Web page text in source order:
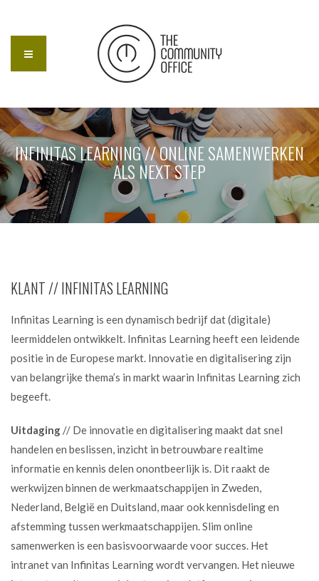
INFINITAS LEARNING // ONLINE SAMENWERKEN
ALS NEXT STEP
KLANT // INFINITAS LEARNING
Infinitas Learning is een dynamisch bedrijf dat (digitale)
leermiddelen ontwikkelt. Infinitas Learning heeft een leidende
positie in de Europese markt. Innovatie en digitalisering zijn
van belangrijke thema’s in markt waarin Infinitas Learning zich
begeeft.
Uitdaging // De innovatie en digitalisering maakt dat snel
handelen en beslissen, inzicht in betrouwbare realtime
informatie en kennis delen onontbeerlijk is. Dit raakt de
werkwijzen binnen de werkmaatschappijen in Zweden,
Nederland, België en Duitsland, maar ook kennisdeling en
afstemming tussen werkmaatschappijen. Slim online
samenwerken is een basisvoorwaarde voor succes. Het
intranet van Infinitas Learning wordt vervangen. Het nieuwe